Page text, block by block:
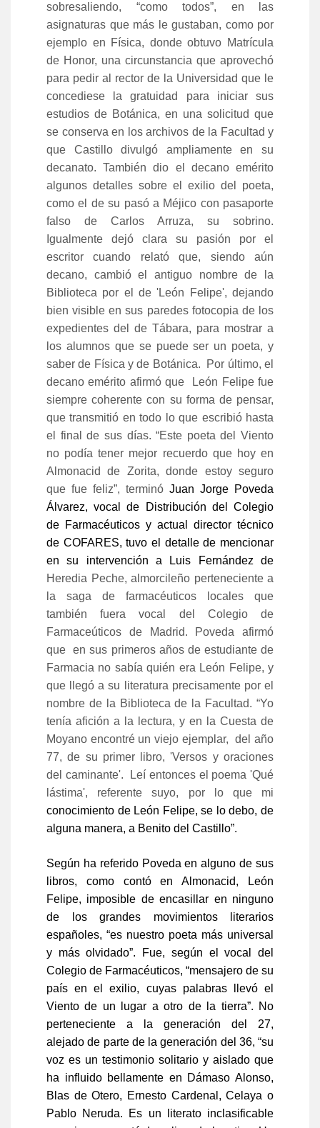
sobresaliendo, “como todos”, en las
asignaturas que más le gustaban, como por
ejemplo en Física, donde obtuvo Matrícula
de Honor, una circunstancia que aprovechó
para pedir al rector de la Universidad que le
concediese la gratuidad para iniciar sus
estudios de Botánica, en una solicitud que
se conserva en los archivos de la Facultad y
que Castillo divulgó ampliamente en su
decanato. También dio el decano emérito
algunos detalles sobre el exilio del poeta,
como el de su pasó a Méjico con pasaporte
falso de Carlos Arruza, su sobrino.
Igualmente dejó clara su pasión por el
escritor cuando relató que, siendo aún
decano, cambió el antiguo nombre de la
Biblioteca por el de 'León Felipe', dejando
bien visible en sus paredes fotocopia de los
expedientes del de Tábara, para mostrar a
los alumnos que se puede ser un poeta, y
saber de Física y de Botánica. Por último, el
decano emérito afirmó que León Felipe fue
siempre coherente con su forma de pensar,
que transmitió en todo lo que escribió hasta
el final de sus días. “Este poeta del Viento
no podía tener mejor recuerdo que hoy en
Almonacid de Zorita, donde estoy seguro
que fue feliz”, terminó Juan Jorge Poveda
Álvarez, vocal de Distribución del Colegio
de Farmacéuticos y actual director técnico
de COFARES, tuvo el detalle de mencionar
en su intervención a Luis Fernández de
Heredia Peche, almorcileño perteneciente a
la saga de farmacéuticos locales que
también fuera vocal del Colegio de
Farmaceúticos de Madrid. Poveda afirmó
que en sus primeros años de estudiante de
Farmacia no sabía quién era León Felipe, y
que llegó a su literatura precisamente por el
nombre de la Biblioteca de la Facultad. “Yo
tenía afición a la lectura, y en la Cuesta de
Moyano encontré un viejo ejemplar, del año
77, de su primer libro, 'Versos y oraciones
del caminante'. Leí entonces el poema 'Qué
lástima', referente suyo, por lo que mi
conocimiento de León Felipe, se lo debo, de
alguna manera, a Benito del Castillo”.
Según ha referido Poveda en alguno de sus
libros, como contó en Almonacid, León
Felipe, imposible de encasillar en ninguno
de los grandes movimientos literarios
españoles, “es nuestro poeta más universal
y más olvidado”. Fue, según el vocal del
Colegio de Farmacéuticos, “mensajero de su
país en el exilio, cuyas palabras llevó el
Viento de un lugar a otro de la tierra”. No
perteneciente a la generación del 27,
alejado de parte de la generación del 36, “su
voz es un testimonio solitario y aislado que
ha influido bellamente en Dámaso Alonso,
Blas de Otero, Ernesto Cardenal, Celaya o
Pablo Neruda. Es un literato inclasificable